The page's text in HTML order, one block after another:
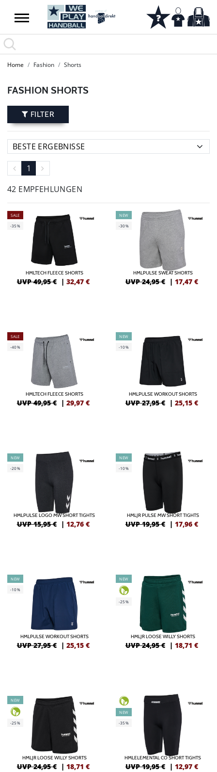
Home Fashion Shorts
FASHION SHORTS
FILTER
1
42 EMPFEHLUNGEN
SALE
-35%
HMLTECH FLEECE SHORTS
UVP 49,95 € | 32,47 €
NEW
-30%
HMLPULSE SWEAT SHORTS
UVP 24,95 € | 17,47 €
SALE
-40%
HMLTECH FLEECE SHORTS
UVP 49,95 € | 29,97 €
NEW
-10%
HMLPULSE WORKOUT SHORTS
UVP 27,95 € | 25,15 €
NEW
-20%
HMLPULSE LOGO MW SHORT TIGHTS
UVP 15,95 € | 12,76 €
NEW
-10%
HMLJR PULSE MW SHORT TIGHTS
UVP 19,95 € | 17,96 €
NEW
-10%
HMLPULSE WORKOUT SHORTS
UVP 27,95 € | 25,15 €
NEW
-25%
HMLJR LOOSE WILLY SHORTS
UVP 24,95 € | 18,71 €
NEW
-25%
HMLJR LOOSE WILLY SHORTS
UVP 24,95 € | 18,71 €
NEW
-35%
HMLELEMENTAL CO SHORT TIGHTS
UVP 19,95 € | 12,97 €